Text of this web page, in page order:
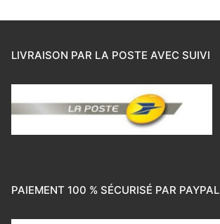
LIVRAISON PAR LA POSTE AVEC SUIVI
PAIEMENT 100 % SÉCURISÉ PAR PAYPAL